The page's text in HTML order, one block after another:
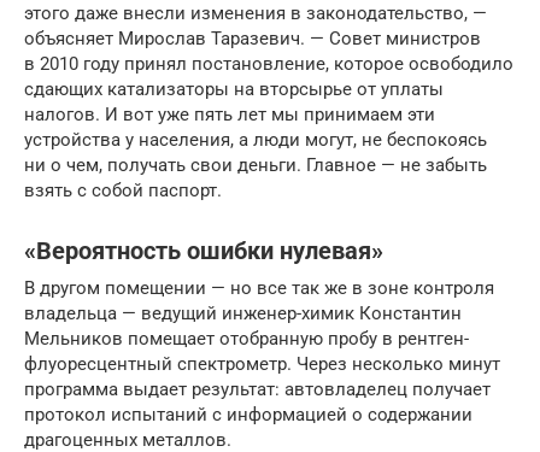
этого даже внесли изменения в законодательство, —
объясняет Мирослав Таразевич. — Совет министров
в 2010 году принял постановление, которое освободило
сдающих катализаторы на вторсырье от уплаты
налогов. И вот уже пять лет мы принимаем эти
устройства у населения, а люди могут, не беспокоясь
ни о чем, получать свои деньги. Главное — не забыть
взять с собой паспорт.
«Вероятность ошибки нулевая»
В другом помещении — но все так же в зоне контроля
владельца — ведущий инженер-химик Константин
Мельников помещает отобранную пробу в рентген-
флуоресцентный спектрометр. Через несколько минут
программа выдает результат: автовладелец получает
протокол испытаний с информацией о содержании
драгоценных металлов.